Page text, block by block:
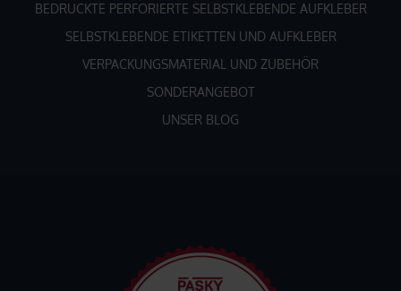
BEDRUCKTE PERFORIERTE SELBSTKLEBENDE AUFKLEBER
SELBSTKLEBENDE ETIKETTEN UND AUFKLEBER
VERPACKUNGSMATERIAL UND ZUBEHÖR
SONDERANGEBOT
UNSER BLOG